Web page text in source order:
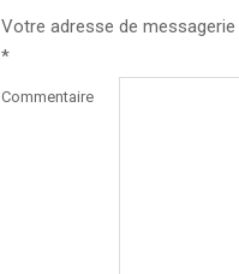
Votre adresse de messagerie
*
Commentaire